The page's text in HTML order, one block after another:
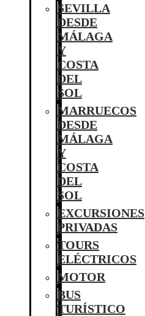
SEVILLA
DESDE
MÁLAGA
Y
COSTA
DEL
SOL
MARRUECOS
DESDE
MÁLAGA
Y
COSTA
DEL
SOL
EXCURSIONES
PRIVADAS
TOURS
ELÉCTRICOS
MOTOR
BUS
TURÍSTICO